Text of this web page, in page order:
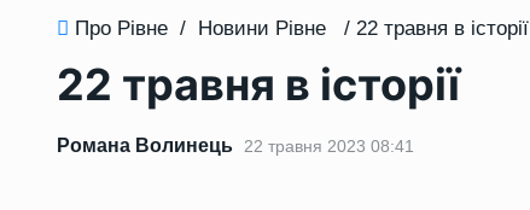
Про Рівне / Новини Рівне / 22 травня в історії
22 травня в історії
Романа Волинець 22 травня 2023 08:41